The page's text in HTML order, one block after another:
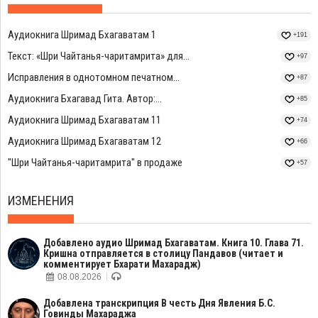
Аудиокнига Шримад Бхагаватам 1 +191
Текст: «Шри Чайтанья-чаритамрита» для... +97
Исправления в однотомном печатном... +87
Аудиокнига Бхагавад Гита. Автор:... +85
Аудиокнига Шримад Бхагаватам 11 +74
Аудиокнига Шримад Бхагаватам 12 +66
"Шри Чайтанья-чаритамрита" в продаже +57
ИЗМЕНЕНИЯ
Добавлено аудио Шримад Бхагаватам. Книга 10. Глава 71.
Кришна отправляется в столицу Пандавов (читает и
комментирует Бхарати Махарадж)
08.08.2026
Добавлена транскрипция В честь Дня Явления Б.С.
Говинды Махараджа